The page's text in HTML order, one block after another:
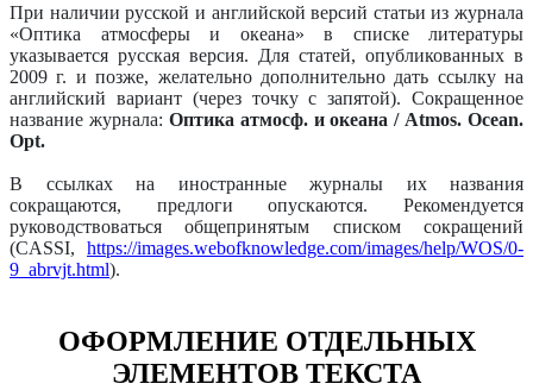
При наличии русской и английской версий статьи из журнала
«Оптика атмосферы и океана» в списке литературы
указывается русская версия. Для статей, опубликованных в
2009 г. и позже, желательно дополнительно дать ссылку на
английский вариант (через точку с запятой). Сокращенное
название журнала: Оптика атмосф. и океана / Atmos. Ocean.
Opt.
В ссылках на иностранные журналы их названия
сокращаются, предлоги опускаются. Рекомендуется
руководствоваться общепринятым списком сокращений
(CASSI, https://images.webofknowledge.com/images/help/WOS/0-
9_abrvjt.html).
ОФОРМЛЕНИЕ ОТДЕЛЬНЫХ
ЭЛЕМЕНТОВ ТЕКСТА